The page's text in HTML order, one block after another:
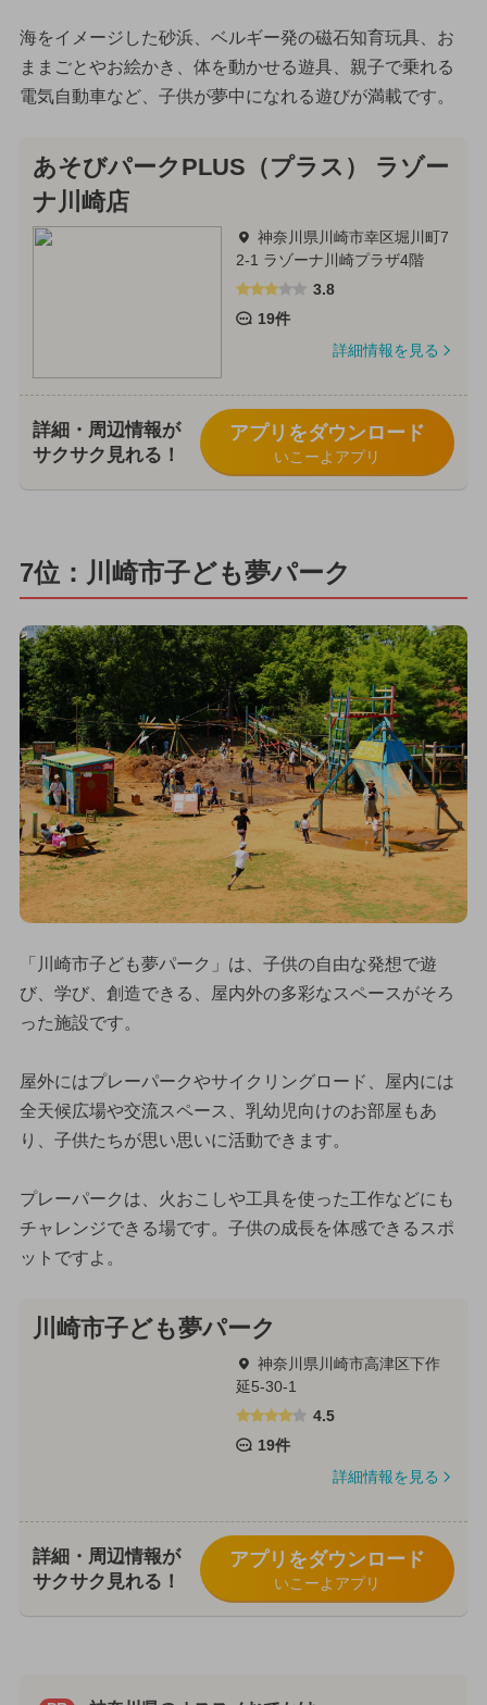
海をイメージした砂浜、ベルギー発の磁石知育玩具、お
ままごとやお絵かき、体を動かせる遊具、親子で乗れる
電気自動車など、子供が夢中になれる遊びが満載です。
あそびパークPLUS（プラス） ラゾー
ナ川崎店
神奈川県川崎市幸区堀川町7
2-1 ラゾーナ川崎プラザ4階
3.8
19件
詳細情報を見る
詳細・周辺情報が
サクサク見れる！
アプリをダウンロード
いこーよアプリ
7位：川崎市子ども夢パーク
「川崎市子ども夢パーク」は、子供の自由な発想で遊
び、学び、創造できる、屋内外の多彩なスペースがそろ
った施設です。
屋外にはプレーパークやサイクリングロード、屋内には
全天候広場や交流スペース、乳幼児向けのお部屋もあ
り、子供たちが思い思いに活動できます。
プレーパークは、火おこしや工具を使った工作などにも
チャレンジできる場です。子供の成長を体感できるスポ
ットですよ。
川崎市子ども夢パーク
神奈川県川崎市高津区下作
延5-30-1
4.5
19件
詳細情報を見る
詳細・周辺情報が
サクサク見れる！
アプリをダウンロード
いこーよアプリ